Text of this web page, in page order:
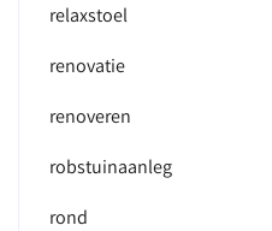
relaxstoel
renovatie
renoveren
robstuinaanleg
rond